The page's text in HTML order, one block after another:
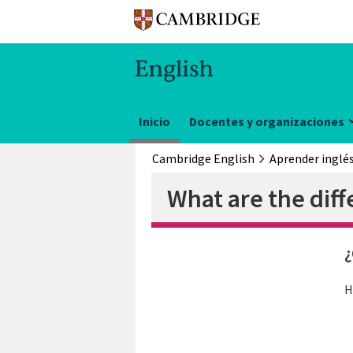
Inicio Docentes y organizaciones
Cambridge English Aprender inglés
What are the